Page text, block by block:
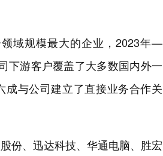
域规模最大的企业，2023年—
下游客户覆盖了大多数国内外一
成与公司建立了直接业务合作关
份、迅达科技、华通电脑、胜宏